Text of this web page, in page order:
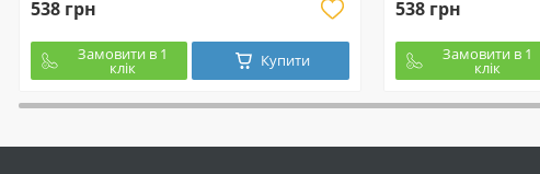
538 грн
Замовити в 1
клік Купити
538 грн
Замовити в 1
клік